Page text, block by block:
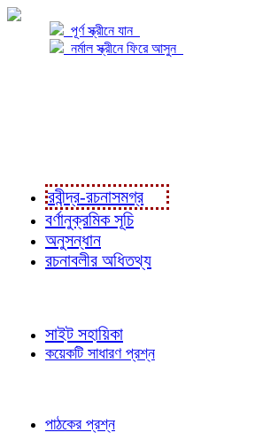
পূর্ণ স্ক্রীনে যান
নর্মাল স্ক্রীনে ফিরে আসুন
রবীন্দ্র-রচনাসমগ্র
বর্ণানুক্রমিক সূচি
অনুসন্ধান
রচনাবলীর অধিতথ্য
সাইট সহায়িকা
কয়েকটি সাধারণ প্রশ্ন
পাঠকের প্রশ্ন